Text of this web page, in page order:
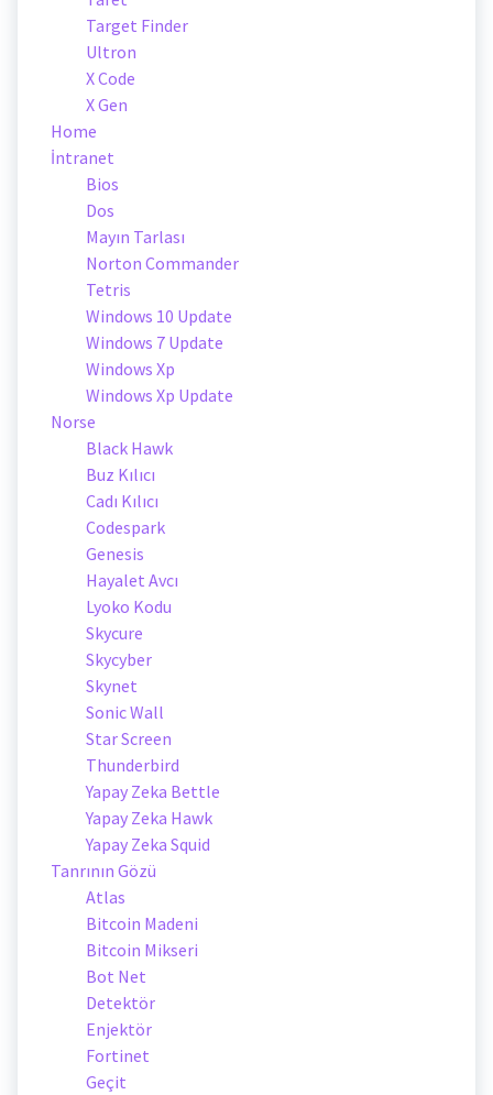
Target Finder
Ultron
X Code
X Gen
Home
İntranet
Bios
Dos
Mayın Tarlası
Norton Commander
Tetris
Windows 10 Update
Windows 7 Update
Windows Xp
Windows Xp Update
Norse
Black Hawk
Buz Kılıcı
Cadı Kılıcı
Codespark
Genesis
Hayalet Avcı
Lyoko Kodu
Skycure
Skycyber
Skynet
Sonic Wall
Star Screen
Thunderbird
Yapay Zeka Bettle
Yapay Zeka Hawk
Yapay Zeka Squid
Tanrının Gözü
Atlas
Bitcoin Madeni
Bitcoin Mikseri
Bot Net
Detektör
Enjektör
Fortinet
Geçit